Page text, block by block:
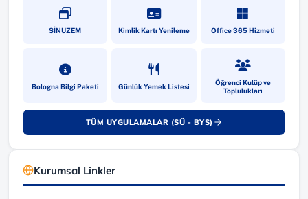
SİNUZEM(yeni sekmede açılır)Kimlik Kartı Yenileme(yeni sekmede açılır)Office 365 Hizmeti
(yeni sekmede
Bologna Bilgi Paketi(yeni sekmede açılır)Günlük Yemek Listesi(yeni sekmede açılır)Öğrenci Kulüp ve
Toplulukları
(yeni sekmede
TÜM UYGULAMALAR (SÜ - BYS)
(yeni sekmede açılır)
Kurumsal Linkler